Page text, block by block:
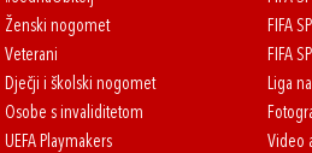
Ženski nogomet
Veterani
Dječji i školski nogomet
Osobe s invaliditetom
UEFA Playmakers
FIFA
FIFA
Liga
Video